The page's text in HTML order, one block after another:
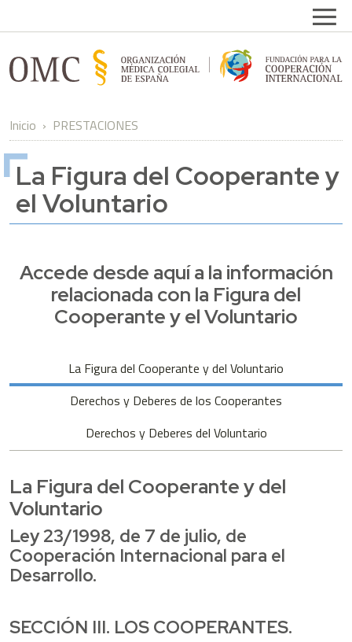
Inicio PRESTACIONES
La Figura del Cooperante y
el Voluntario
Accede desde aquí a la información
relacionada con la Figura del
Cooperante y el Voluntario
La Figura del Cooperante y del Voluntario
Derechos y Deberes de los Cooperantes
Derechos y Deberes del Voluntario
La Figura del Cooperante y del
Voluntario
Ley 23/1998, de 7 de julio, de
Cooperación Internacional para el
Desarrollo.
SECCIÓN III. LOS COOPERANTES.